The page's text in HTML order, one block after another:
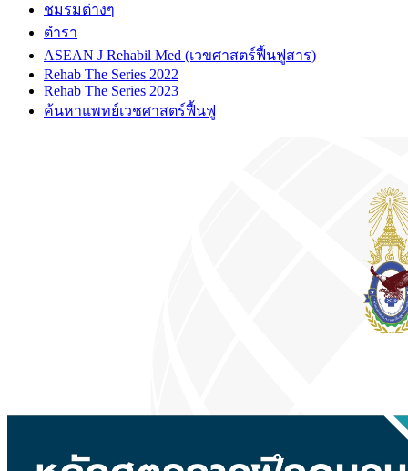
ชมรมต่างๆ
ตำรา
ASEAN J Rehabil Med (เวขศาสตร์ฟื้นฟูสาร)
Rehab The Series 2022
Rehab The Series 2023
ค้นหาแพทย์เวชศาสตร์ฟื้นฟู